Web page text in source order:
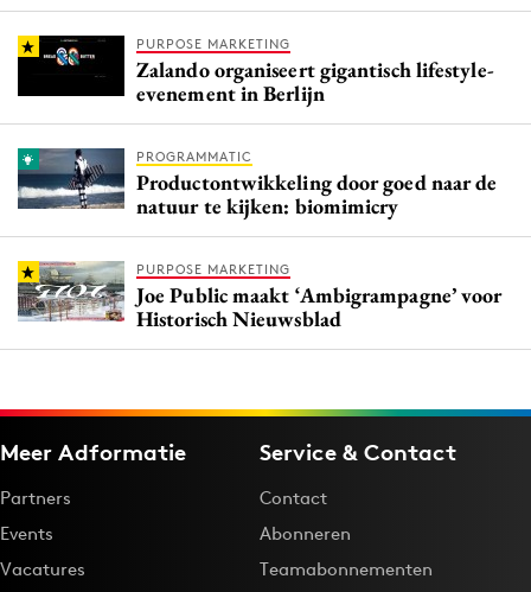
PURPOSE MARKETING
Zalando organiseert gigantisch lifestyle-
evenement in Berlijn
PROGRAMMATIC
Productontwikkeling door goed naar de
natuur te kijken: biomimicry
PURPOSE MARKETING
Joe Public maakt ‘Ambigrampagne’ voor
Historisch Nieuwsblad
Meer Adformatie
Partners
Events
Vacatures
Service & Contact
Contact
Abonneren
Teamabonnementen